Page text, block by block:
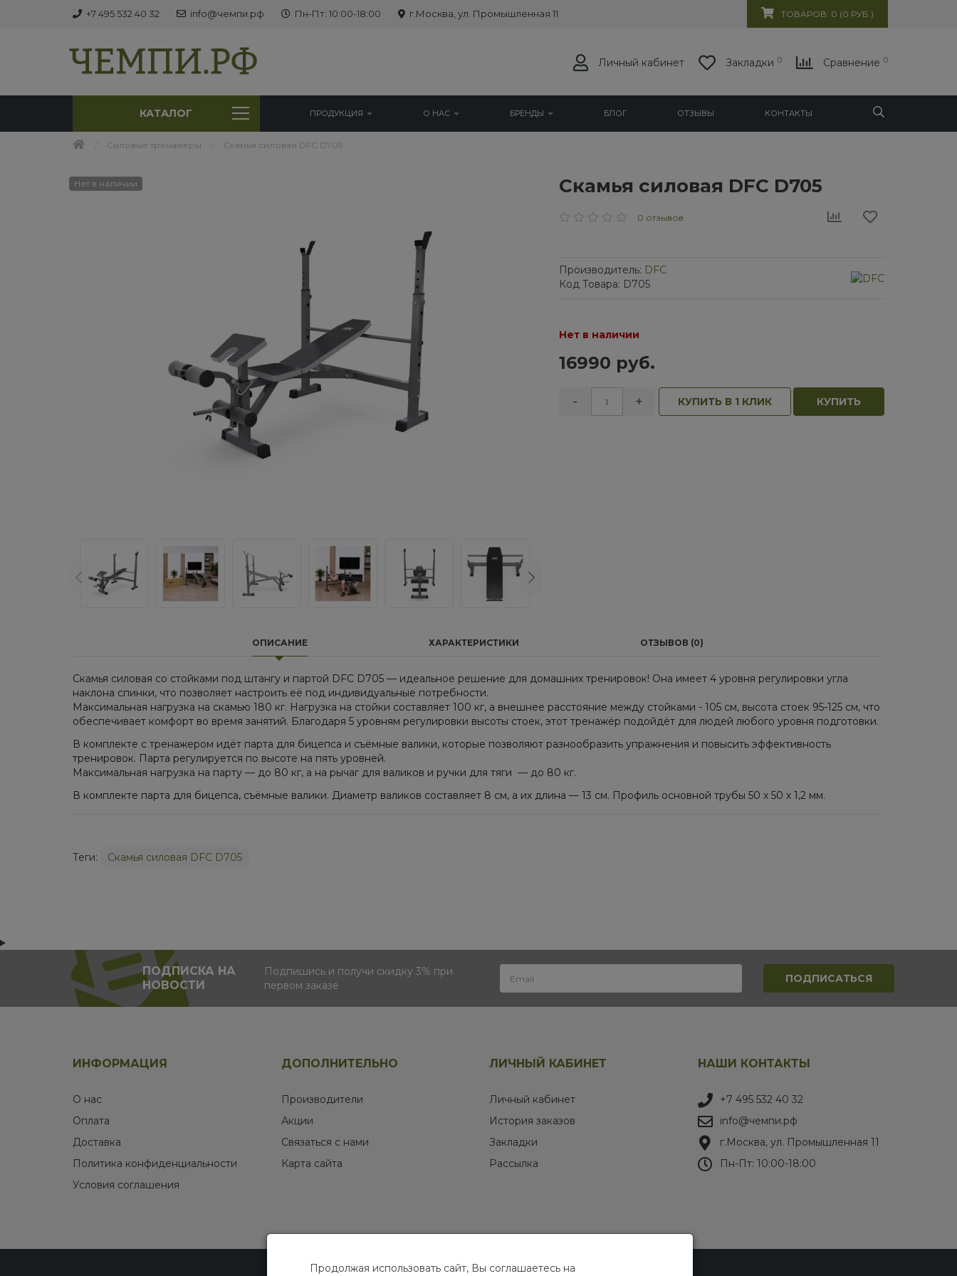
+7 495 532 40 32 info@чемпи.рф Пн-Пт: 10:00-18:00 г.Москва, ул. Промышленная 11 ТОВАРОВ: 0 (0 РУБ.)
Личный кабинет Закладки 0 Сравнение 0
КАТАЛОГ ПРОДУКЦИЯ О НАС БРЕНДЫ БЛОГ ОТЗЫВЫ КОНТАКТЫ
Силовые тренажеры Cкамья силовая DFC D705
Нет в наличии Cкамья силовая DFC D705
0 отзывов
Производитель: DFC
Код Товара: D705
Нет в наличии
16990 руб.
- + КУПИТЬ В 1 КЛИК КУПИТЬ
ОПИСАНИЕ ХАРАКТЕРИСТИКИ ОТЗЫВОВ (0)
Скамья силовая со стойками под штангу и партой DFC D705 — идеальное решение для домашних тренировок! Она имеет 4 уровня регулировки угла
наклона спинки, что позволяет настроить её под индивидуальные потребности.
Максимальная нагрузка на скамью 180 кг. Нагрузка на стойки составляет 100 кг, а внешнее расстояние между стойками - 105 см, высота стоек 95-125 см, что
обеспечивает комфорт во время занятий. Благодаря 5 уровням регулировки высоты стоек, этот тренажёр подойдёт для людей любого уровня подготовки.
В комплекте с тренажером идёт парта для бицепса и съёмные валики, которые позволяют разнообразить упражнения и повысить эффективность
тренировок. Парта регулируется по высоте на пять уровней.
Максимальная нагрузка на парту — до 80 кг, а на рычаг для валиков и ручки для тяги — до 80 кг.
В комплекте парта для бицепса, съёмные валики. Диаметр валиков составляет 8 см, а их длина — 13 см. Профиль основной трубы 50 х 50 х 1,2 мм.
Теги: Cкамья силовая DFC D705
ПОДПИСКА НА
НОВОСТИ
Подпишись и получи скидку 3% при
первом заказе
ИНФОРМАЦИЯ
О нас
Оплата
Доставка
Политика конфиденциальности
Условия соглашения
ДОПОЛНИТЕЛЬНО
Производители
Акции
Связаться с нами
Карта сайта
ЛИЧНЫЙ КАБИНЕТ
Личный кабинет
История заказов
Закладки
Рассылка
НАШИ КОНТАКТЫ
+7 495 532 40 32
info@чемпи.рф
г.Москва, ул. Промышленная 11
Пн-Пт: 10:00-18:00
Продолжая использовать сайт, Вы соглашаетесь на